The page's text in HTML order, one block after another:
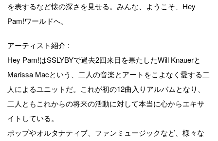
を表するなど懐の深さを見せる。みんな、ようこそ、Hey
Pam!ワールドへ。
アーティスト紹介 :
Hey Pam!はSSLYBYで過去2回来日を果たしたWill Knauerと
Marissa Macという、二人の音楽とアートをこよなく愛する二
人によるユニットだ。これが初の12曲入りアルバムとなり、
二人ともこれからの将来の活動に対して本当に心からエキサ
イトしている。
ポップやオルタナティブ、ファンミュージックなど、様々な